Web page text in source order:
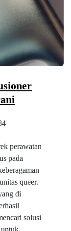
perawatan
pada
queer.
di
solusi